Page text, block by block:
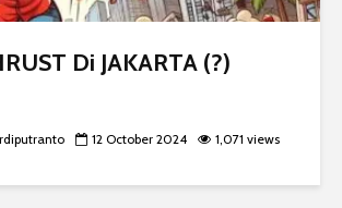
Di JAKARTA (?)
12 October 2024 1,071 views